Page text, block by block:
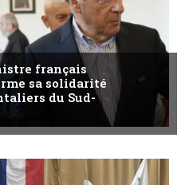
français
sa solidarité
du Sud-